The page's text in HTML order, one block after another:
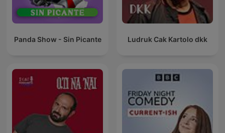
Panda Show - Sin Picante Ludruk Cak Kartolo dkk